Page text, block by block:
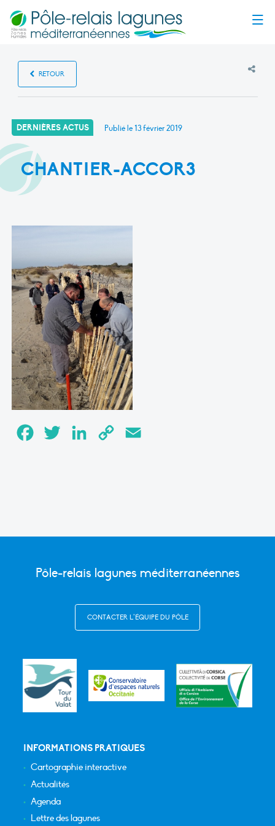
RETOUR
DERNIÈRES ACTUS Publié le13 février 2019
CHANTIER-ACCOR3
FacebookTwitter LinkedInCopy
Pôle-relais lagunes méditerranéennes
CONTACTER L’ÉQUIPE DU PÔLE
INFORMATIONS PRATIQUES
Cartographie interactive
Actualités
Agenda
Lettre des lagunes